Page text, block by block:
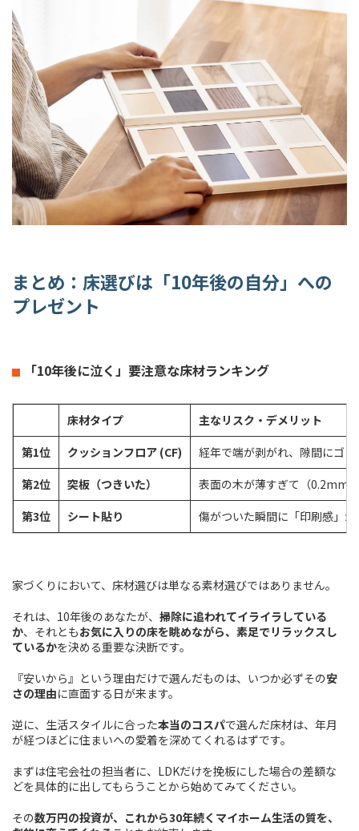
まとめ：床選びは「10年後の自分」への
プレゼント
「10年後に泣く」要注意な床材ランキング
床材タイプ
主なリスク・デメリット
第1位 クッションフロア (CF)
経年で端が剥がれ、隙間にゴ
第2位 突板（つきいた）
表面の木が薄すぎて（0.2mm
第3位 シート貼り 傷がついた瞬間に「印刷感」
家づくりにおいて、床材選びは単なる素材選びではありません。
それは、10年後のあなたが、 掃除に追われてイライラしている
か、それともお気に入りの床を眺めながら、素足でリラックスし
ているかを決める重要な決断です。
『安いから』という理由だけで選んだものは、いつか必ずその安
さの理由に直面する日が来ます。
逆に、生活スタイルに合った本当のコスパで選んだ床材は、年月
が経つほどに住まいへの愛着を深めてくれるはずです。
まずは住宅会社の担当者に、LDKだけを挽板にした場合の差額な
どを具体的に出してもらうことから始めてみてください。
その数万円の投資が、これから30年続くマイホーム生活の質を、